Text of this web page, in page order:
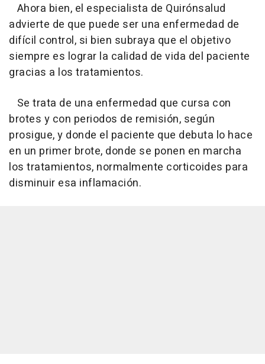
Ahora bien, el especialista de Quirónsalud
advierte de que puede ser una enfermedad de
difícil control, si bien subraya que el objetivo
siempre es lograr la calidad de vida del paciente
gracias a los tratamientos.
Se trata de una enfermedad que cursa con
brotes y con periodos de remisión, según
prosigue, y donde el paciente que debuta lo hace
en un primer brote, donde se ponen en marcha
los tratamientos, normalmente corticoides para
disminuir esa inflamación.